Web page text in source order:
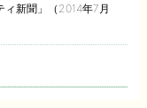
ィ新聞」（2014年7月